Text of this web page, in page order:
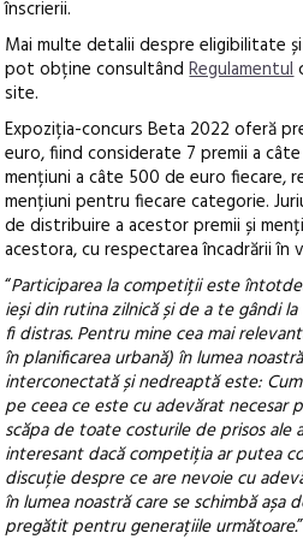
înscrierii.
Mai multe detalii despre eligibilitate
pot obține consultândRegulamentul
site.
Expoziția-concurs Beta 2022 oferă
euro, fiind considerate 7 premii a
mențiuni a câte 500 de euro fiecare,
mențiuni pentru fiecare categorie.
de distribuire a acestor premii și
acestora, cu respectarea încadrării în
“Participarea la competiții este
ieși din rutina zilnică și de a te gândi
fi distras. Pentru mine cea mai
în planificarea urbană) în lumea
interconectată și nedreaptă este:
pe ceea ce este cu adevărat necesar
scăpa de toate costurile de prisos ale
interesant dacă competiția ar putea
discuție despre ce are nevoie cu
în lumea noastră care se schimbă așa
pregătit pentru generațiile următoare.